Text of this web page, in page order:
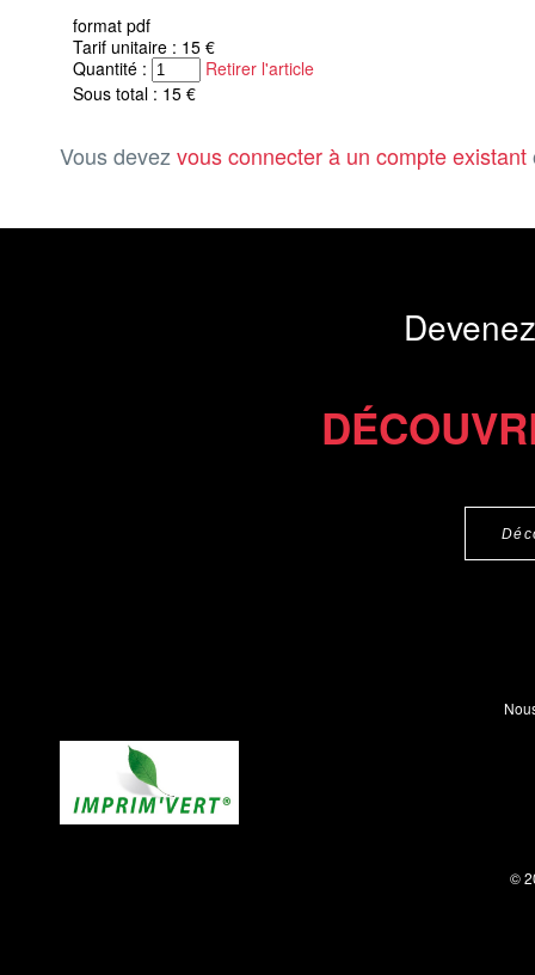
format pdf
Tarif unitaire : 15 €
Quantité :
Retirer l'article
Sous total : 15 €
Vous devez vous connecter à un compte existant
©